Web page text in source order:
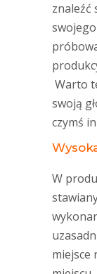
znaleźć
Warto
swoją
czymś
W
miejsce